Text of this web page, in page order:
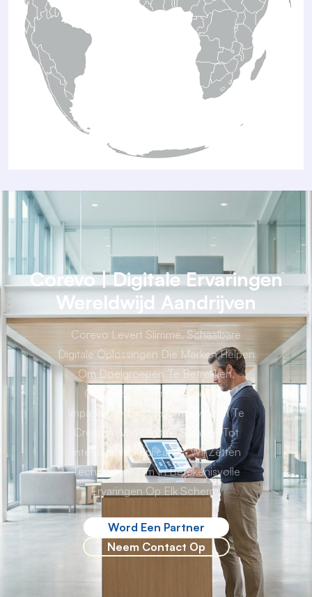
Corevo | Digitale Ervaringen
Wereldwijd Aandrijven
Corevo Levert Slimme, Schaalbare
Digitale Oplossingen Die Merken Helpen
Om Doelgroepen Te Betrekken,
Operaties Te Stroomlijnen En
Impactvolle Digitale Omgevingen Te
Creëren. Van Digitale Signage Tot
Interactieve Applicaties, Wij Zetten
Technologie Om In Betekenisvolle
Ervaringen Op Elk Scherm.
Word Een Partner
Neem Contact Op